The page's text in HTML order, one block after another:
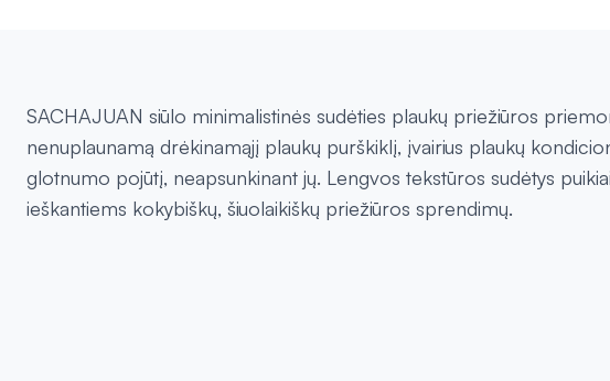
SACHAJUAN siūlo minimalistinės sudėties plaukų priežiūros
nenuplaunamą drėkinamąjį plaukų purškiklį, įvairius plaukų
glotnumo pojūtį, neapsunkinant jų. Lengvos tekstūros sudėtys
ieškantiems kokybiškų, šiuolaikiškų priežiūros sprendimų.